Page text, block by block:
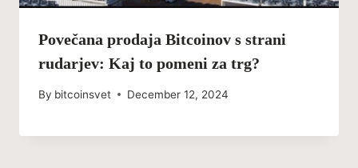
Povečana prodaja Bitcoinov s strani
rudarjev: Kaj to pomeni za trg?
By bitcoinsvet December 12, 2024